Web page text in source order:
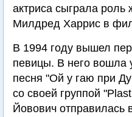
актриса сыграла
Милдред Харрис в
В 1994 году вышел
певицы. В него вошла
песня "Ой у гаю при
со своей группой
Йовович отправилась